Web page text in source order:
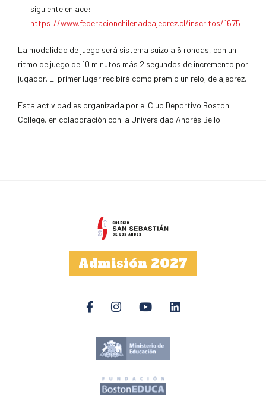
siguiente enlace:
https://www.federacionchilenadeajedrez.cl/inscritos/1675
La modalidad de juego será sistema suizo a 6 rondas, con un
ritmo de juego de 10 minutos más 2 segundos de incremento por
jugador. El primer lugar recibirá como premio un reloj de ajedrez.
Esta actividad es organizada por el Club Deportivo Boston
College, en colaboración con la Universidad Andrés Bello.
Admisión 2027